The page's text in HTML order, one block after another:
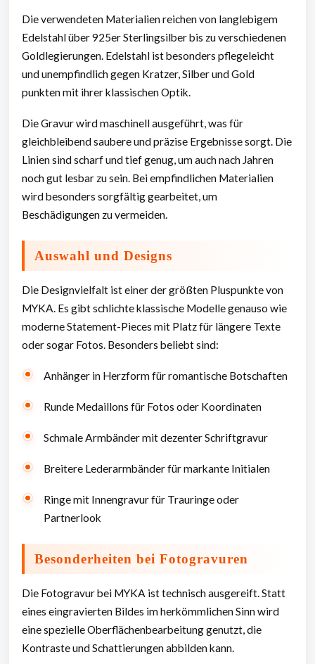
Die verwendeten Materialien reichen von langlebigem
Edelstahl über 925er Sterlingsilber bis zu verschiedenen
Goldlegierungen. Edelstahl ist besonders pflegeleicht
und unempfindlich gegen Kratzer, Silber und Gold
punkten mit ihrer klassischen Optik.
Die Gravur wird maschinell ausgeführt, was für
gleichbleibend saubere und präzise Ergebnisse sorgt. Die
Linien sind scharf und tief genug, um auch nach Jahren
noch gut lesbar zu sein. Bei empfindlichen Materialien
wird besonders sorgfältig gearbeitet, um
Beschädigungen zu vermeiden.
Auswahl und Designs
Die Designvielfalt ist einer der größten Pluspunkte von
MYKA. Es gibt schlichte klassische Modelle genauso wie
moderne Statement-Pieces mit Platz für längere Texte
oder sogar Fotos. Besonders beliebt sind:
Anhänger in Herzform für romantische Botschaften
Runde Medaillons für Fotos oder Koordinaten
Schmale Armbänder mit dezenter Schriftgravur
Breitere Lederarmbänder für markante Initialen
Ringe mit Innengravur für Trauringe oder
Partnerlook
Besonderheiten bei Fotogravuren
Die Fotogravur bei MYKA ist technisch ausgereift. Statt
eines eingravierten Bildes im herkömmlichen Sinn wird
eine spezielle Oberflächenbearbeitung genutzt, die
Kontraste und Schattierungen abbilden kann.